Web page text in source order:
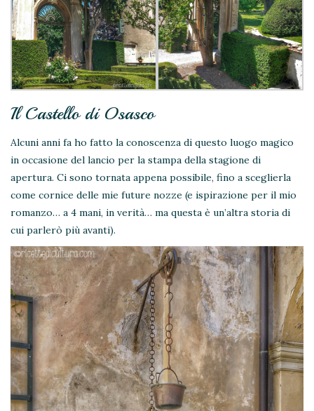
Il Castello di Osasco
Alcuni anni fa ho fatto la conoscenza di questo luogo magico
in occasione del lancio per la stampa della stagione di
apertura. Ci sono tornata appena possibile, fino a sceglierla
come cornice delle mie future nozze (e ispirazione per il mio
romanzo… a 4 mani, in verità… ma questa è un’altra storia di
cui parlerò più avanti).